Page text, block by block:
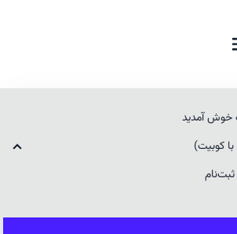
خوش آمدید
کوبیت)
کوبیت می‌توانید به تمامی سرویس‌های موجود
دسترسی پیدا کنید. این پنل امکان
کامل سرویس‌ها، از جمله مدیریت
می‌کند، به طوری که می‌توانید به‌راحتی